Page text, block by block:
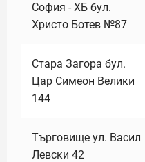
София - ХБ бул.
Христо Ботев №87
Стара Загора бул.
Цар Симеон Велики
144
Търговище ул. Васил
Левски 42